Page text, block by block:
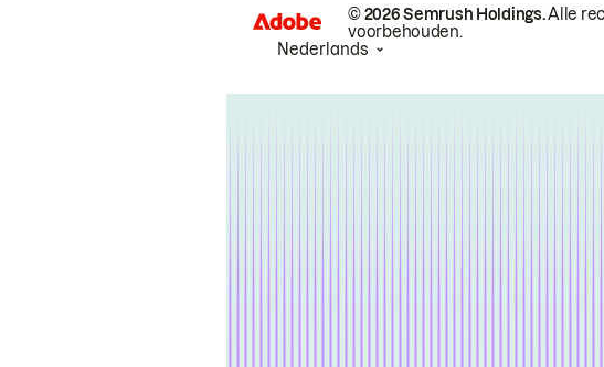
© 2026 Semrush Holdings.Alle
voorbehouden.
Nederlands